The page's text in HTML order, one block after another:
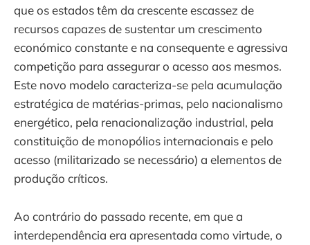
que os estados têm da crescente escassez de
recursos capazes de sustentar um crescimento
económico constante e na consequente e agressiva
competição para assegurar o acesso aos mesmos.
Este novo modelo caracteriza-se pela acumulação
estratégica de matérias-primas, pelo nacionalismo
energético, pela renacionalização industrial, pela
constituição de monopólios internacionais e pelo
acesso (militarizado se necessário) a elementos de
produção críticos.
Ao contrário do passado recente, em que a
interdependência era apresentada como virtude, o